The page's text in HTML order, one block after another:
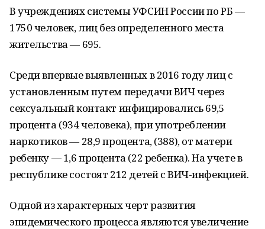
В учреждениях системы УФСИН России по РБ —
1750 человек, лиц без определенного места
жительства — 695.
Среди впервые выявленных в 2016 году лиц с
установленным путем передачи ВИЧ через
сексуальный контакт инфицировались 69,5
процента (934 человека), при употреблении
наркотиков — 28,9 процента, (388), от матери
ребенку — 1,6 процента (22 ребенка). На учете в
республике состоят 212 детей с ВИЧ-инфекцией.
Одной из характерных черт развития
эпидемического процесса являются увеличение